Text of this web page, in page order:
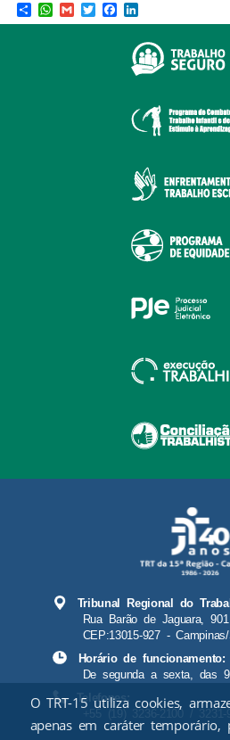
ShareWhatsApp
GmailTwitterFacebook
Tribunal Regional do
Rua Barão de Jaguara,
CEP:13015-927 -
Horário de funcionamento:
De segunda a sexta, das
Telefones:
+55 (19) 3236-2100 / 3231-
O TRT-15 utiliza cookies,
apenas em caráter temporário,